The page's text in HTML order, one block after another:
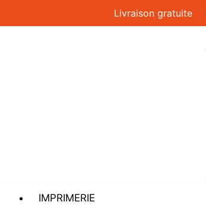
Livraison gratuite
IMPRIMERIE